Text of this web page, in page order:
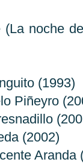
noche
(1993)
Piñeyro
(2002)
Aranda